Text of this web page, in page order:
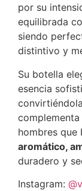
por su
equilibrada
siendo
distintivo y
Su botella
esencia
complementa
hombres que
aromático,
duradero y
Instagram: